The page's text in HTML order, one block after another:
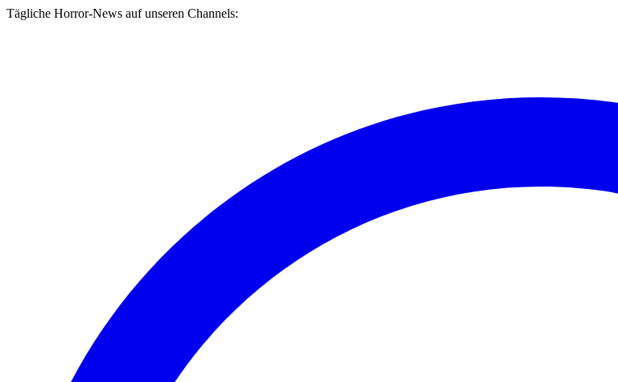
Tägliche Horror-News auf unseren Channels: